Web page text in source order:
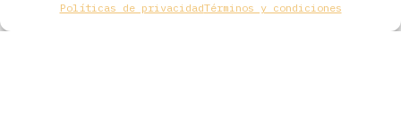
Políticas de privacidadTérminos y condiciones